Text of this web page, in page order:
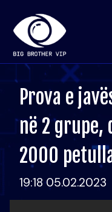
Prova e
në 2 grupe,
2000
19:18 05.02.2023